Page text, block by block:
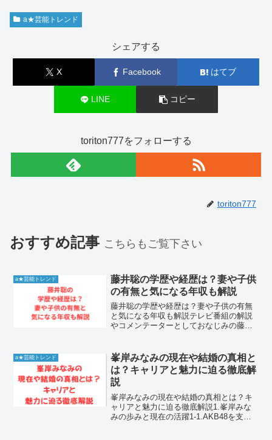
a★芸能トレンド
シェアする
X Facebook はてブ
LINE コピー
toriton777をフォローする
toriton777
おすすめ記事 こちらもご覧下さい
a★芸能トレンド
藤井聡の学歴や経歴は？妻や子供
の有無と気になる年収も解説
藤井聡の学歴や経歴は？妻や子供の有無
と気になる年収も解説テレビ番組の解説
やコメンテーターとしておなじみの藤井
ら、鋭い視点で政治や経済を語る姿が印
象的です。この記事では、藤...
a★芸能トレンド
峯岸みなみの現在や結婚の真相と
は？キャリアと魅力に迫る徹底解
説
峯岸みなみの現在や結婚の真相とは？キ
ャリアと魅力に迫る徹底解説1.峯岸みな
みの歩みと現在の活躍1-1.AKB48を支え